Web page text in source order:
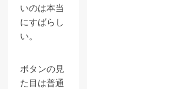
いのは本当
にすばらし
い。
ボタンの見
た目は普通